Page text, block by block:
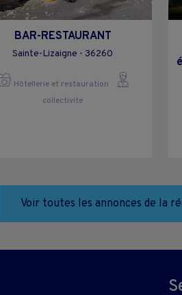
BAR-RESTAURANT
Sainte-Lizaigne - 36260
Hôtellerie et restauration
collectivite
Voir toutes les annonces de la